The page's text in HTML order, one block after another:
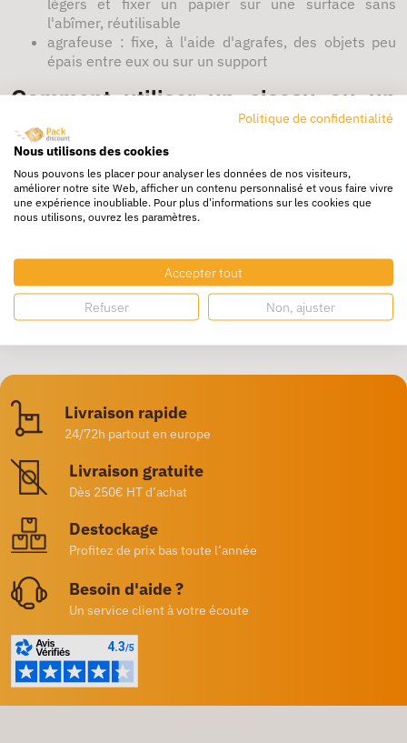
l'abîmer, réutilisable
agrafeuse : fixe, à l'aide d'agrafes, des objets peu
épais entre eux ou sur un support
Comment utiliser un ciseau ou un
cutter ?
cutter: couper à plat le matériau fin et peu résistant
proprement,
ciseaux : outil incontournable pour de la découpe,
permet d'ouvrir des boites
Choisissez vos fournitures de bureau à petit prix
Comment organiser son espace de travail ?
Archivage et classement : tout pour organiser les bureaux
A quoi sert la boîte archives ?
Livraison rapide
24/72h partout en europe
Livraison gratuite
Dès 250€ HT d’achat
Destockage
Profitez de prix bas toute l’année
Besoin d'aide ?
Un service client à votre écoute
Politique de confidentialité
Nous utilisons des cookies
Nous pouvons les placer pour analyser les données de nos visiteurs,
améliorer notre site Web, afficher un contenu personnalisé et vous faire vivre
une expérience inoubliable. Pour plus d'informations sur les cookies que
nous utilisons, ouvrez les paramètres.
Accepter tout
Refuser Non, ajuster